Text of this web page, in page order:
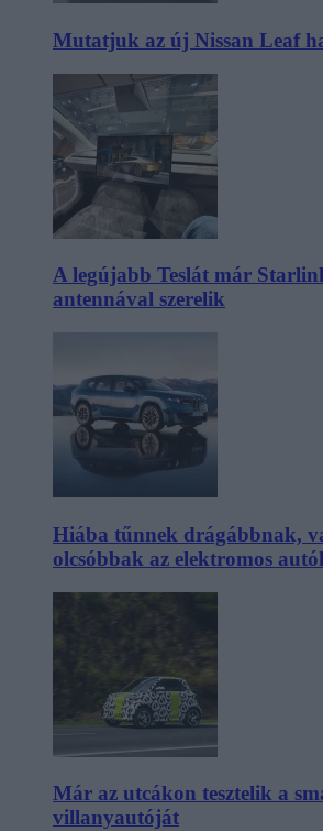
Mutatjuk az új Nissan Leaf
A legújabb Teslát már
antennával szerelik
Hiába tűnnek drágábbnak,
olcsóbbak az elektromos
Már az utcákon tesztelik a
villanyautóját